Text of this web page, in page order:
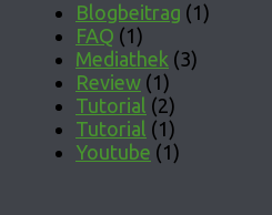
Blogbeitrag (1)
FAQ (1)
Mediathek (3)
Review (1)
Tutorial (2)
Tutorial (1)
Youtube (1)